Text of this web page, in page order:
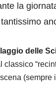
la
delle
classico
(sempre